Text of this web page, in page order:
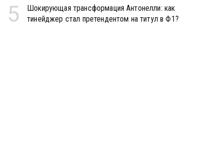
5
Шокирующая трансформация Антонелли: как
тинейджер стал претендентом на титул в Ф1?